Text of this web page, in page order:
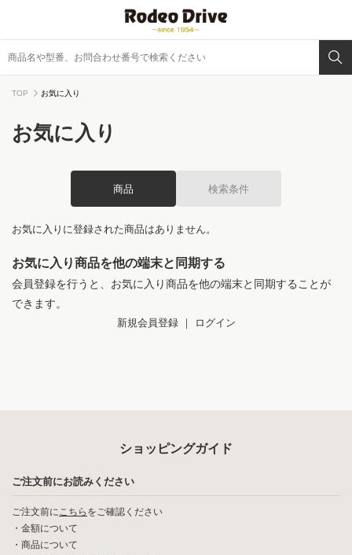
TOP お気に入り
お気に入り
商品 検索条件
お気に入りに登録された商品はありません。
お気に入り商品を他の端末と同期する
会員登録を行うと、お気に入り商品を他の端末と同期することが
できます。
新規会員登録｜ ログイン
ショッピングガイド
ご注文前にお読みください
ご注文前にこちら をご確認ください
・ 金額について
・ 商品について